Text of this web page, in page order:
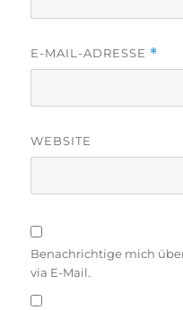
E-MAIL-ADRESSE *
WEBSITE
Benachrichtige mich
via E-Mail.